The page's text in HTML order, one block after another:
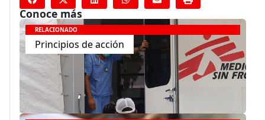
Conoce más
RELACIONADO
Principios de acción